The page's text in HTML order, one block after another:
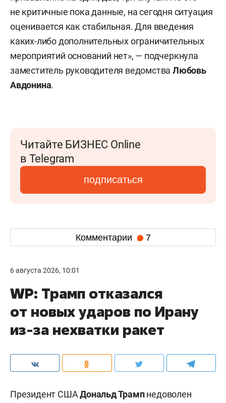
не критичные пока данные, на сегодня ситуация
оценивается как стабильная. Для введения
каких-либо дополнительных ограничительных
мероприятий оснований нет», — подчеркнула
заместитель руководителя ведомства Любовь
Авдонина.
Читайте БИЗНЕС Online
в Telegram
подписаться
Комментарии 7
6 августа 2026, 10:01
WP: Трамп отказался
от новых ударов по Ирану
из-за нехватки ракет
Президент СШАДональд Трампнедоволен